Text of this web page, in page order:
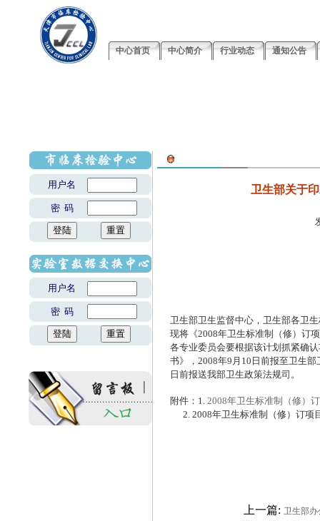
中心首页 中心简介 行业动态 通知公告
用户名
密 码
用户名
密 码
卫生部关于
卫生部卫生监督中心，卫生部各卫
现将《2008年卫生标准制（修）订
各专业委员会要根据该计划抓紧确
书》，2008年9月10日前报至卫生
日前报送我部卫生政策法规司。
附件：1. 2008年卫生标准制（修）
2. 2008年卫生标准制（修）订项
上一篇: 卫生部办